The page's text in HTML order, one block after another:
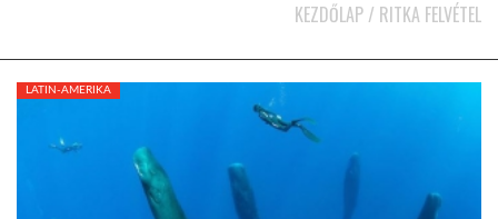
KÖZEL-KELET
KEZDŐLAP / RITKA FELVÉTEL
LATIN-AMERIKA